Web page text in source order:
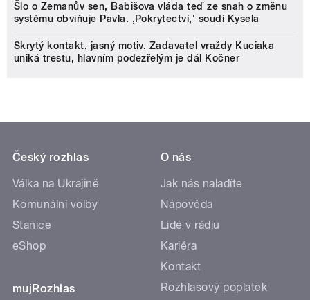
Šlo o Zemanův sen, Babišova vláda teď ze snah o změnu
systému obviňuje Pavla. ‚Pokrytectví,‘ soudí Kysela
Skrytý kontakt, jasný motiv. Zadavatel vraždy Kuciaka
uniká trestu, hlavním podezřelým je dál Kočner
Český rozhlas
Válka na Ukrajině
Komunální volby
Stanice
eShop
mujRozhlas
O nás
Jak nás naladíte
Nápověda
Lidé v rádiu
Kariéra
Kontakt
Rozhlasový poplatek